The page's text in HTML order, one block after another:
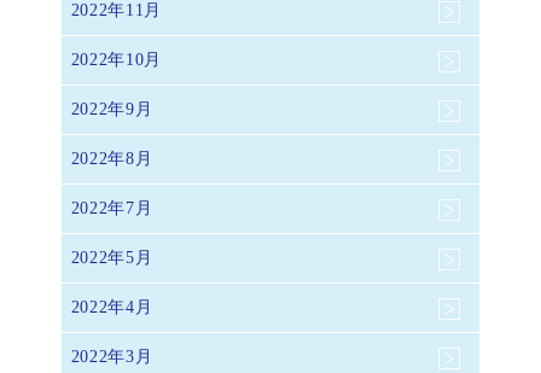
2022年11月
2022年10月
2022年9月
2022年8月
2022年7月
2022年5月
2022年4月
2022年3月